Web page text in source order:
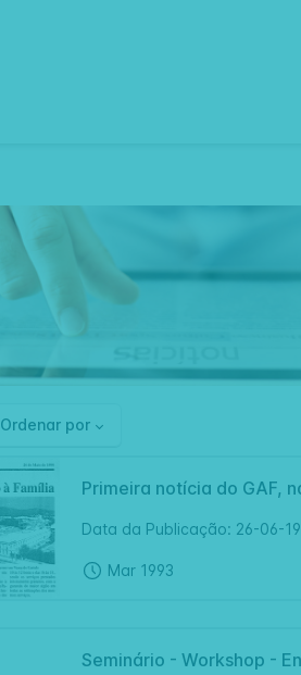
Ordenar por
Primeira notícia do GAF,
Data da Publicação: 26-06-
Mar 1993
Seminário - Workshop -